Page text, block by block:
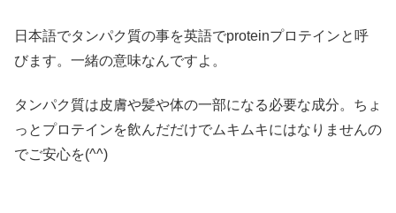
日本語でタンパク質の事を英語でproteinプロテインと呼
びます。一緒の意味なんですよ。
タンパク質は皮膚や髪や体の一部になる必要な成分。ちょ
っとプロテインを飲んだだけでムキムキにはなりませんの
でご安心を(^^)